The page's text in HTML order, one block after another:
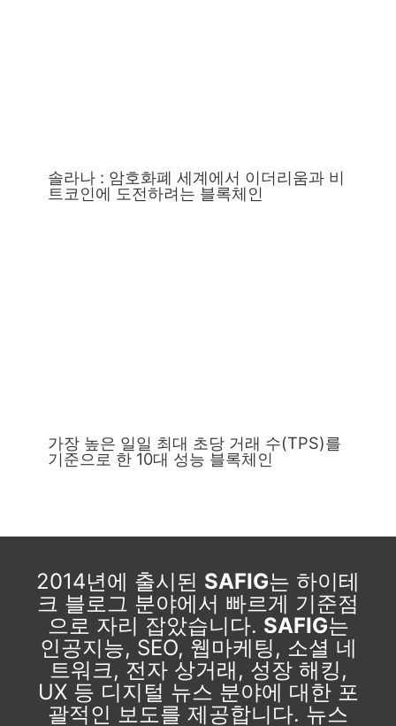
솔라나 : 암호화폐 세계에서 이더리움과 비
트코인에 도전하려는 블록체인
가장 높은 일일 최대 초당 거래 수(TPS)를
기준으로 한 10대 성능 블록체인
2014년에 출시된 SAFIG는 하이테
크 블로그 분야에서 빠르게 기준점
으로 자리 잡았습니다. SAFIG는
인공지능, SEO, 웹마케팅, 소셜 네
트워크, 전자 상거래, 성장 해킹,
UX 등 디지털 뉴스 분야에 대한 포
괄적인 보도를 제공합니다. 뉴스